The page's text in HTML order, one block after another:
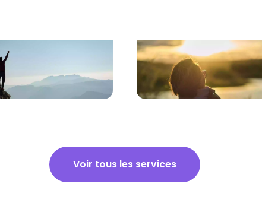
Sophrologie pour les séniors
Voir tous les services